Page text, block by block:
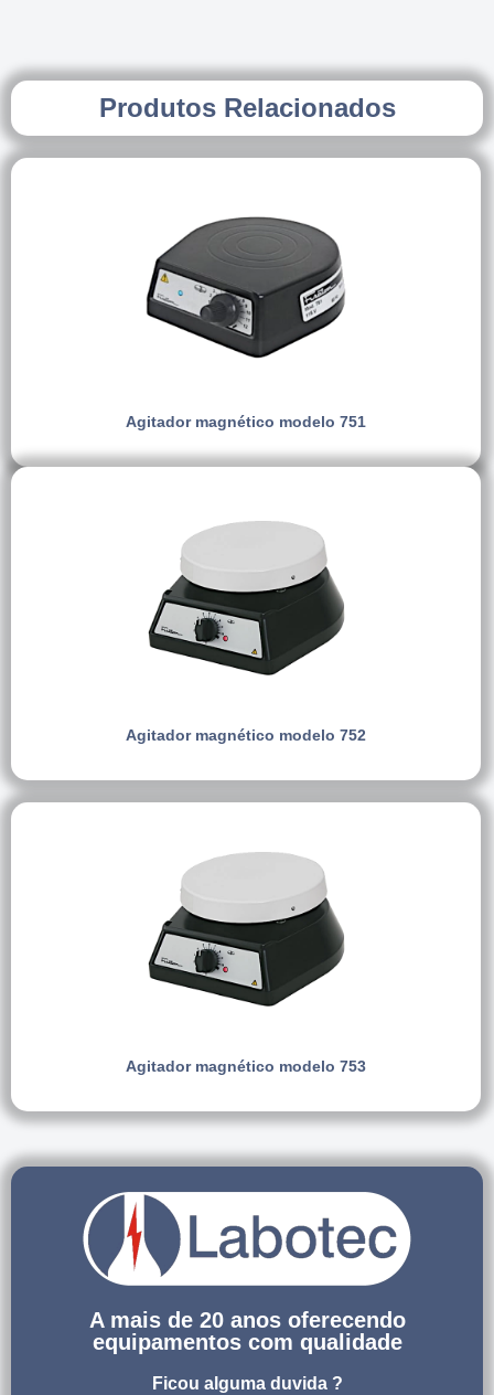
Produtos Relacionados
Agitador magnético modelo 751
Agitador magnético modelo 752
Agitador magnético modelo 753
A mais de 20 anos oferecendo
equipamentos com qualidade
Ficou alguma duvida ?